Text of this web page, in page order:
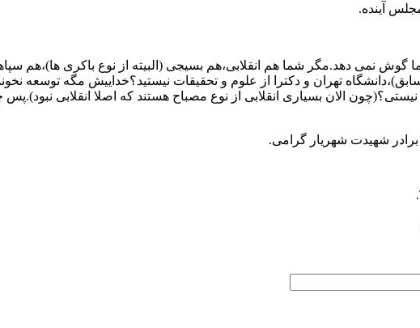
آینده.
نمی دهد.مگر شما هم انقلابی،هم بسیجی (البیته از نوع باکری ها)،هم
تهران و دکترا از علوم و تحقیقات نیستید؟خداییش مگه توسعه
نیستی؟(چون الان بسیاری انقلابی از نوع مصباح هستند که اصلا انقلابی
شهیدت شهریار گرامی.